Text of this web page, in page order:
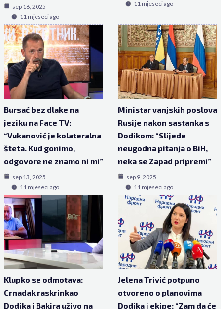
sep 16, 2025
11 mjeseci ago
11 mjeseci ago
Bursać bez dlake na
jeziku na Face TV:
“Vukanović je kolateralna
šteta. Kud gonimo,
odgovore ne znamo ni mi”
sep 13, 2025
11 mjeseci ago
Ministar vanjskih poslova
Rusije nakon sastanka s
Dodikom: “Slijede
neugodna pitanja o BiH,
neka se Zapad pripremi”
sep 9, 2025
11 mjeseci ago
Klupko se odmotava:
Crnadak raskrinkao
Dodika i Bakira uživo na
Jelena Trivić potpuno
otvoreno o planovima
Dodika i ekipe: “Zam da će